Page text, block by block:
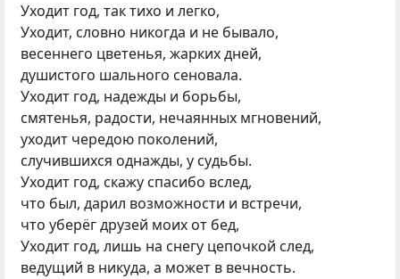
Уходит год, так тихо и легко,
Уходит, словно никогда и не бывало,
весеннего цветенья, жарких дней,
душистого шального сеновала.
Уходит год, надежды и борьбы,
смятенья, радости, нечаянных мгновений,
уходит чередою поколений,
случившихся однажды, у судьбы.
Уходит год, скажу спасибо вслед,
что был, дарил возможности и встречи,
что уберёг друзей моих от бед,
Уходит год, лишь на снегу цепочкой след,
ведущий в никуда, а может в вечность.